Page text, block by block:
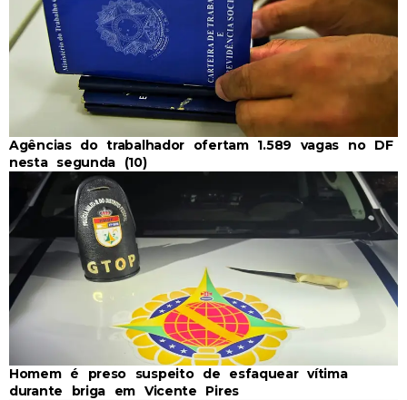
Agências do trabalhador ofertam 1.589 vagas no DF
nesta segunda (10)
Homem é preso suspeito de esfaquear vítima
durante briga em Vicente Pires